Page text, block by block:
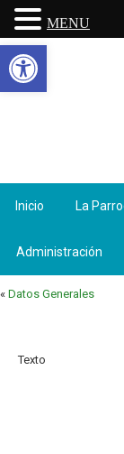
Inicio La
Administración
« Datos Generales
Texto
MENU
Abrir barra de